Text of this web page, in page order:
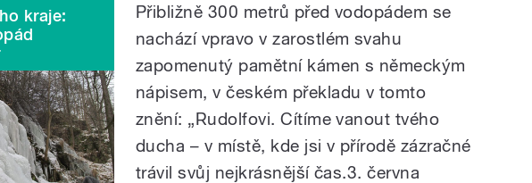
kraje:
Přibližně 300 metrů před vodopádem se
nachází vpravo v zarostlém svahu
zapomenutý pamětní kámen s německým
nápisem, v českém překladu v tomto
znění: „Rudolfovi. Cítíme vanout tvého
ducha – v místě, kde jsi v přírodě zázračné
trávil svůj nejkrásnější čas.3. června